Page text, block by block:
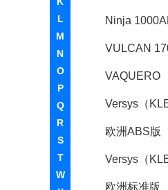
L
M
N
O
P
Q
R
S
T
W
Ninja
VULCAN
VAQUERO
Versys（
欧洲ABS版
Versys（
欧洲标准版